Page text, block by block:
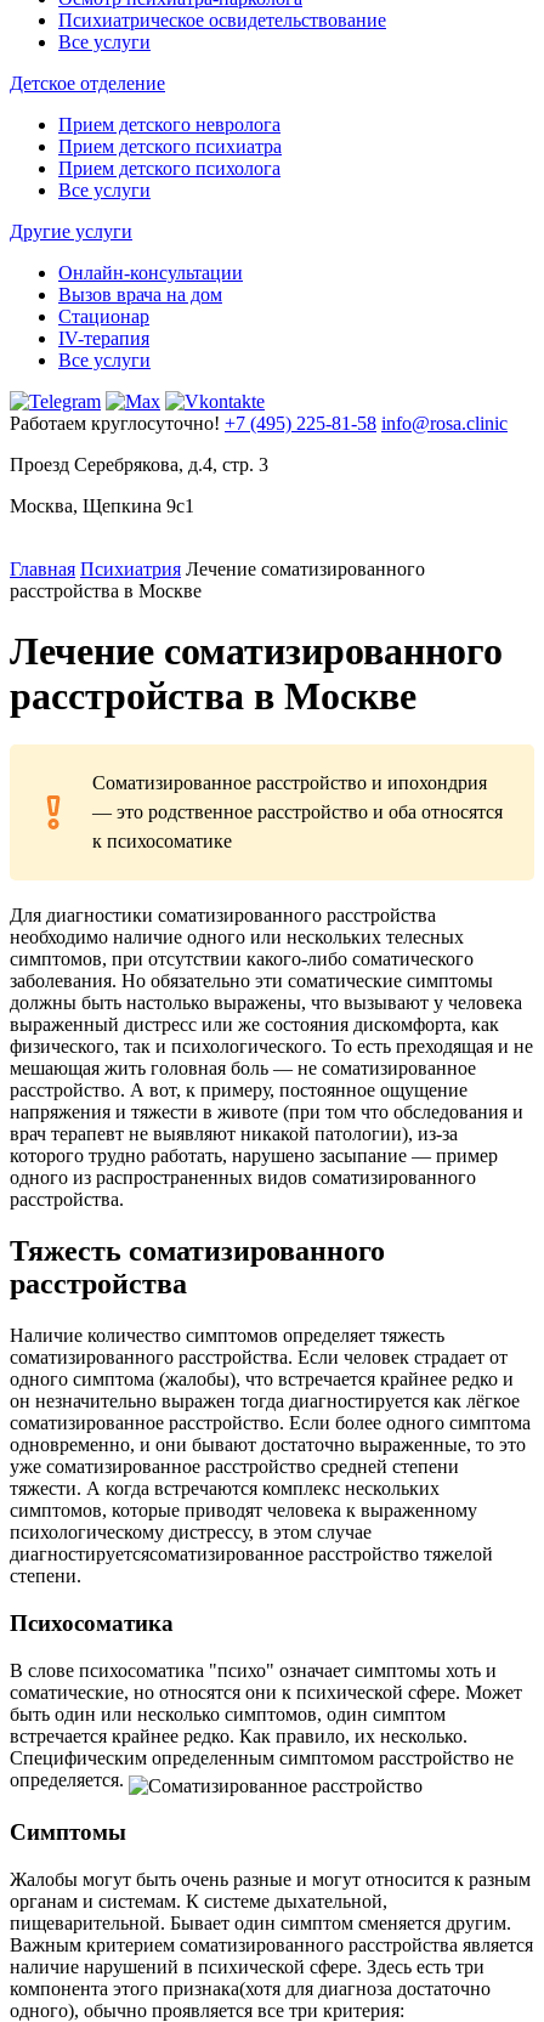
Психиатрическое освидетельствование
Все услуги
Детское отделение
Прием детского невролога
Прием детского психиатра
Прием детского психолога
Все услуги
Другие услуги
Онлайн-консультации
Вызов врача на дом
Стационар
IV-терапия
Все услуги
Работаем круглосуточно! +7 (495) 225-81-58 info@rosa.clinic
Проезд Серебрякова, д.4, стр. 3
Москва, Щепкина 9с1
Главная Психиатрия Лечение соматизированного
расстройства в Москве
Лечение соматизированного
расстройства в Москве
Соматизированное расстройство и ипохондрия
— это родственное расстройство и оба относятся
к психосоматике
Для диагностики соматизированного расстройства
необходимо наличие одного или нескольких телесных
симптомов, при отсутствии какого-либо соматического
заболевания. Но обязательно эти соматические симптомы
должны быть настолько выражены, что вызывают у человека
выраженный дистресс или же состояния дискомфорта, как
физического, так и психологического. То есть преходящая и не
мешающая жить головная боль — не соматизированное
расстройство. А вот, к примеру, постоянное ощущение
напряжения и тяжести в животе (при том что обследования и
врач терапевт не выявляют никакой патологии), из-за
которого трудно работать, нарушено засыпание — пример
одного из распространенных видов соматизированного
расстройства.
Тяжесть соматизированного
расстройства
Наличие количество симптомов определяет тяжесть
соматизированного расстройства. Если человек страдает от
одного симптома (жалобы), что встречается крайнее редко и
он незначительно выражен тогда диагностируется как лёгкое
соматизированное расстройство. Если более одного симптома
одновременно, и они бывают достаточно выраженные, то это
уже соматизированное расстройство средней степени
тяжести. А когда встречаются комплекс нескольких
симптомов, которые приводят человека к выраженному
психологическому дистрессу, в этом случае
диагностируетсясоматизированное расстройство тяжелой
степени.
Психосоматика
В слове психосоматика "психо" означает симптомы хоть и
соматические, но относятся они к психической сфере. Может
быть один или несколько симптомов, один симптом
встречается крайнее редко. Как правило, их несколько.
Специфическим определенным симптомом расстройство не
определяется.
Симптомы
Жалобы могут быть очень разные и могут относится к разным
органам и системам. К системе дыхательной,
пищеварительной. Бывает один симптом сменяется другим.
Важным критерием соматизированного расстройства является
наличие нарушений в психической сфере. Здесь есть три
компонента этого признака(хотя для диагноза достаточно
одного), обычно проявляется все три критерия: